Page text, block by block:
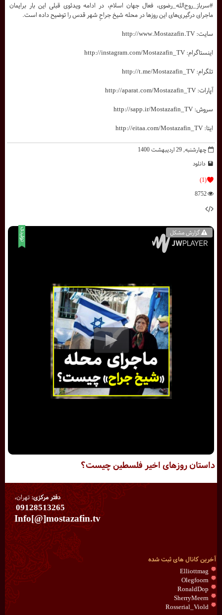
داستان روزهای اخیر فلسطین چیست؟
گزارش مشکل
چهارشنبه, 29 ارديبهشت 1400
دانلود
(1)
8752
#سرباز_روح‌الله_رضوی، فعال جهان اسلام، در ادامه ویدئوی قبلی این بار برایمان
ماجرای درگیری‌های این روزها در محله شیخ جراحِ شهر قدس را توضیح داده است.
سایت: http://www.Mostazafin.TV
اینستاگرام: http://instagram.com/Mostazafin_TV
تلگرام: http://t.me/Mostazafin_TV
آپارات: http://aparat.com/Mostazafin_TV
سروش: http://sapp.ir/Mostazafin_TV
ایتا: http://eitaa.com/Mostazafin_TV
دفتر مرکزی:تهران،
09128513265
Info[@]mostazafin.tv
آخرین کانال های ثبت شده
Elliottmag
Olegfoorn
RonaldDop
SherryMeern
Rosserial_Viold